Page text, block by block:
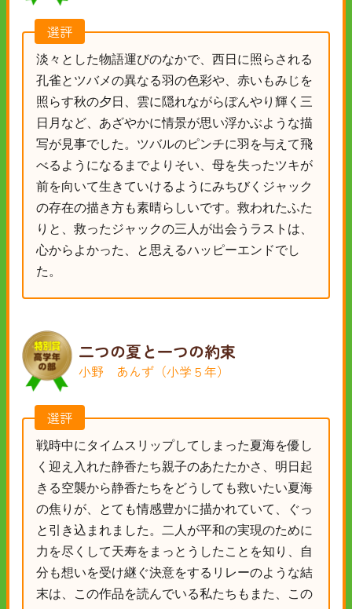
選評
淡々とした物語運びのなかで、西日に照らされる
孔雀とツバメの異なる羽の色彩や、赤いもみじを
照らす秋の夕日、雲に隠れながらぼんやり輝く三
日月など、あざやかに情景が思い浮かぶような描
写が見事でした。ツバルのピンチに羽を与えて飛
べるようになるまでよりそい、母を失ったツキが
前を向いて生きていけるようにみちびくジャック
の存在の描き方も素晴らしいです。救われたふた
りと、救ったジャックの三人が出会うラストは、
心からよかった、と思えるハッピーエンドでし
た。
二つの夏と一つの約束
小野 あんず（小学５年）
選評
戦時中にタイムスリップしてしまった夏海を優し
く迎え入れた静香たち親子のあたたかさ、明日起
きる空襲から静香たちをどうしても救いたい夏海
の焦りが、とても情感豊かに描かれていて、ぐっ
と引き込まれました。二人が平和の実現のために
力を尽くして天寿をまっとうしたことを知り、自
分も想いを受け継ぐ決意をするリレーのような結
末は、この作品を読んでいる私たちもまた、この